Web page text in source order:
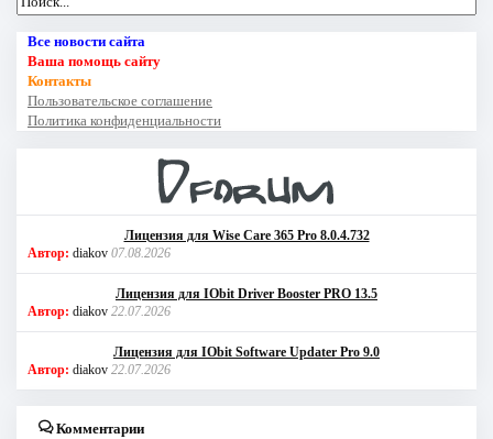
Все новости сайта
Ваша помощь сайту
Контакты
Пользовательское соглашение
Политика конфиденциальности
Лицензия для Wise Care 365 Pro 8.0.4.732
Автор: diakov 07.08.2026
Лицензия для IObit Driver Booster PRO 13.5
Автор: diakov 22.07.2026
Лицензия для IObit Software Updater Pro 9.0
Автор: diakov 22.07.2026
Комментарии